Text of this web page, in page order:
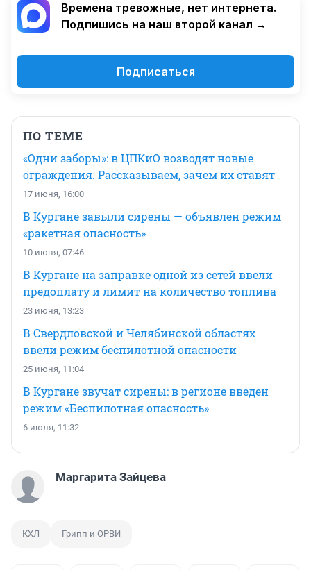
Времена тревожные, нет интернета.
Подпишись на наш второй канал →
Подписаться
ПО ТЕМЕ
«Одни заборы»: в ЦПКиО возводят новые
ограждения. Рассказываем, зачем их ставят
17 июня, 16:00
В Кургане завыли сирены — объявлен режим
«ракетная опасность»
10 июня, 07:46
В Кургане на заправке одной из сетей ввели
предоплату и лимит на количество топлива
23 июня, 13:23
В Свердловской и Челябинской областях
ввели режим беспилотной опасности
25 июня, 11:04
В Кургане звучат сирены: в регионе введен
режим «Беспилотная опасность»
6 июля, 11:32
Маргарита Зайцева
КХЛ Грипп и ОРВИ